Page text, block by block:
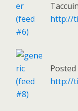
http://
Posted
http://